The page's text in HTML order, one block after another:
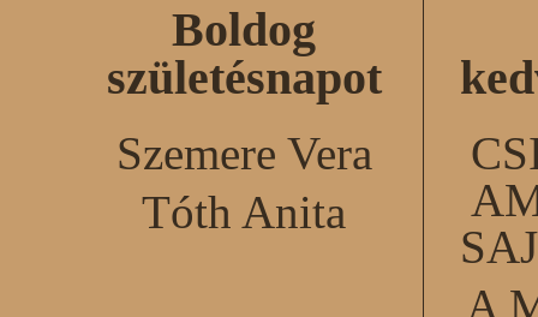
Boldog
születésnapot
Szemere Vera
Tóth Anita
A